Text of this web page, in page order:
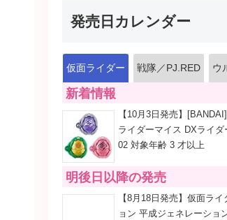
発売日カレンダー
仮面ライダー 戦隊／PJ.RED ウ
新着情報
【10月3日発売】
ライダーマイス DXライダ
02 対象年齢 3 才以上
明後日以降の発売
【8月18日発売】仮面ラ
ョン 平成ジェネレーショ